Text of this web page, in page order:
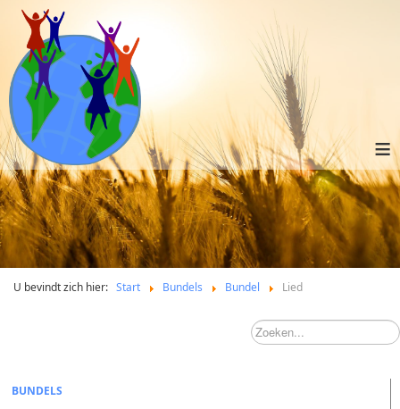
≡
U bevindt zich hier: Start Bundels Bundel Lied
BUNDELS